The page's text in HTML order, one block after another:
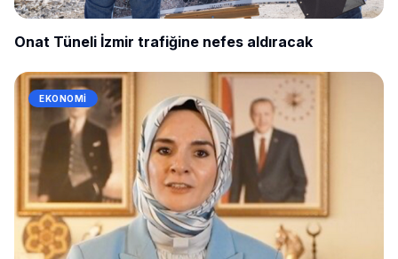
Onat Tüneli İzmir trafiğine nefes aldıracak
EKONOMI